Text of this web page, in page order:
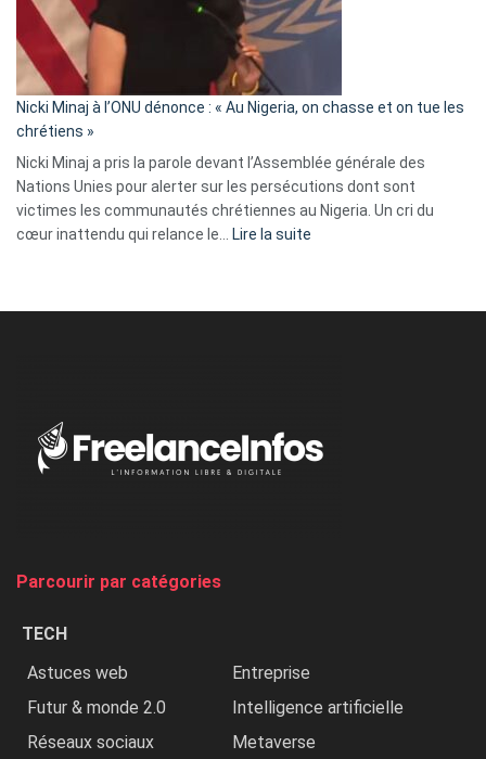
a
tout
parle
ses
tripes »
Nicki Minaj à l’ONU dénonce : « Au Nigeria, on chasse et on tue les
chrétiens »
Nicki Minaj a pris la parole devant l’Assemblée générale des
Nations Unies pour alerter sur les persécutions dont sont
victimes les communautés chrétiennes au Nigeria. Un cri du
cœur inattendu qui relance le… Lire la suite
Nigeria,
Parcourir par catégories
TECH
Astuces web
Entreprise
Futur & monde 2.0
Intelligence artificielle
Réseaux sociaux
Metaverse